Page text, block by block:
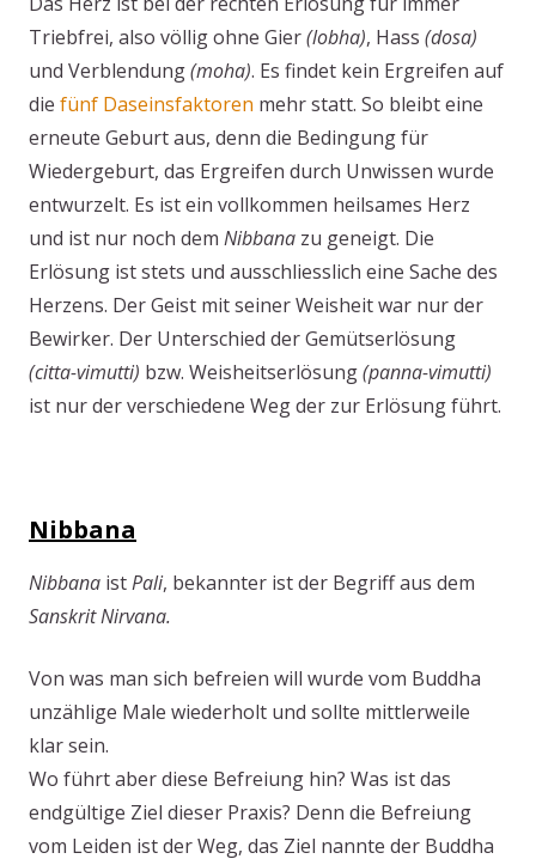
Triebfrei, also völlig ohne Gier(lobha), Hass (dosa)
und Verblendung(moha). Es findet kein Ergreifen auf
die fünf Daseinsfaktoren mehr statt. So bleibt eine
erneute Geburt aus, denn die Bedingung für
Wiedergeburt, das Ergreifen durch Unwissen wurde
entwurzelt. Es ist ein vollkommen heilsames Herz
und ist nur noch dem Nibbana zu geneigt. Die
Erlösung ist stets und ausschliesslich eine Sache des
Herzens. Der Geist mit seiner Weisheit war nur der
Bewirker. Der Unterschied der Gemütserlösung
(citta-vimutti) bzw. Weisheitserlösung(panna-vimutti)
ist nur der verschiedene Weg der zur Erlösung führt.
Nibbana
Nibbana istPali, bekannter ist der Begriff aus dem
SanskritNirvana.
Von was man sich befreien will wurde vom Buddha
unzählige Male wiederholt und sollte mittlerweile
klar sein.
Wo führt aber diese Befreiung hin? Was ist das
endgültige Ziel dieser Praxis? Denn die Befreiung
vom Leiden ist der Weg, das Ziel nannte der Buddha